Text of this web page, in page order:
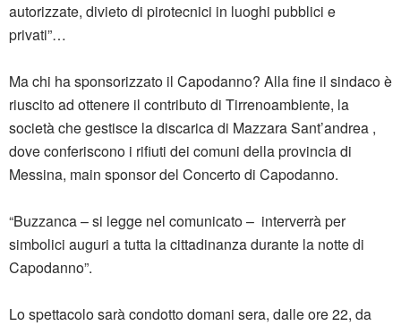
autorizzate, divieto di pirotecnici in luoghi pubblici e
privati”…
Ma chi ha sponsorizzato il Capodanno? Alla fine il sindaco è
riuscito ad ottenere il contributo di Tirrenoambiente, la
società che gestisce la discarica di Mazzara Sant’andrea ,
dove conferiscono i rifiuti dei comuni della provincia di
Messina, main sponsor del Concerto di Capodanno.
“Buzzanca – si legge nel comunicato – interverrà per
simbolici auguri a tutta la cittadinanza durante la notte di
Capodanno”.
Lo spettacolo sarà condotto domani sera, dalle ore 22, da